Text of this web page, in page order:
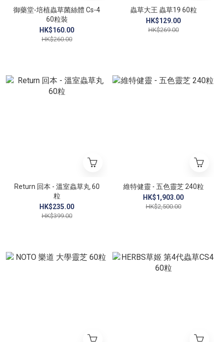
御藥堂-培植蟲草菌絲體 Cs-4
60粒裝
HK$160.00
HK$260.00
蟲草大王 蟲草19 60粒
HK$129.00
HK$269.00
Return 回本 - 溫室蟲草丸 60
粒
HK$235.00
HK$399.00
維特健靈 - 五色靈芝 240粒
HK$1,903.00
HK$2,500.00